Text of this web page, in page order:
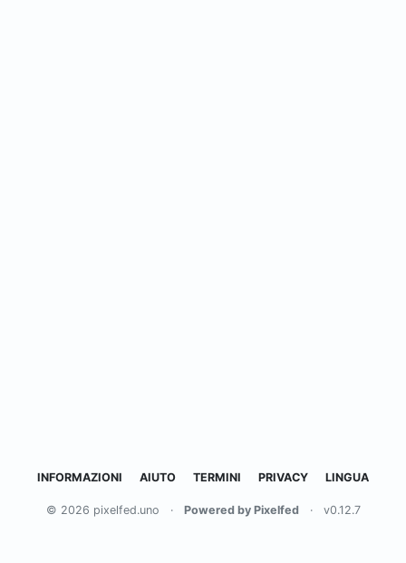
INFORMAZIONI AIUTO TERMINI PRIVACY LINGUA
© 2026 pixelfed.uno · Powered by Pixelfed · v0.12.7